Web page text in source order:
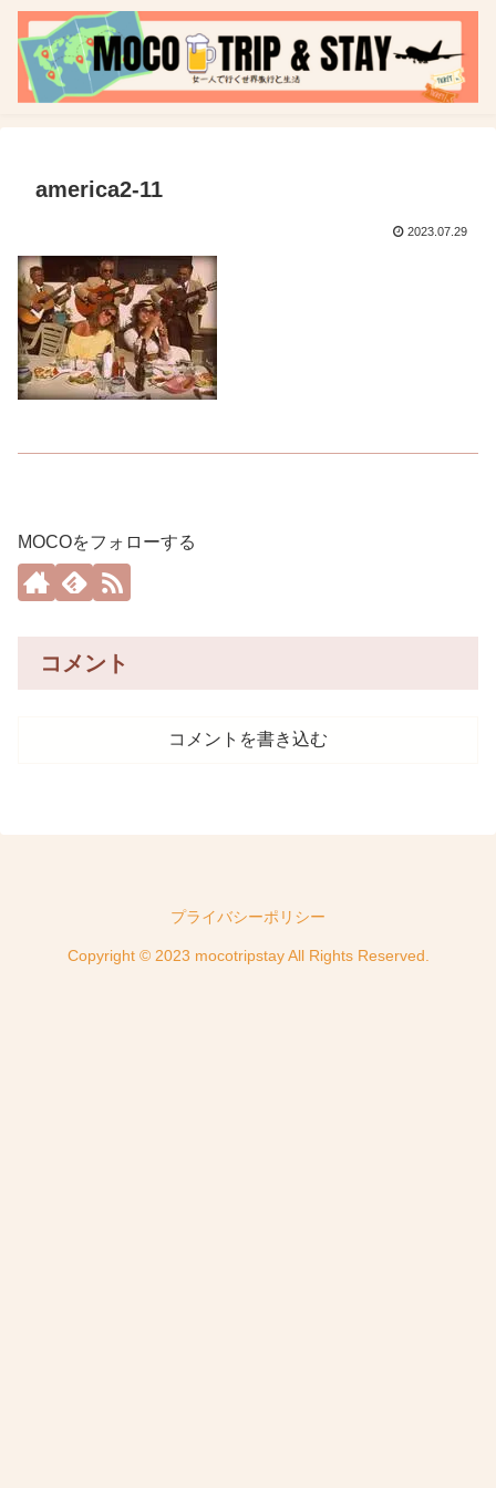
america2-11
2023.07.29
MOCOをフォローする
コメント
コメントを書き込む
プライバシーポリシー
Copyright © 2023 mocotripstay All Rights Reserved.